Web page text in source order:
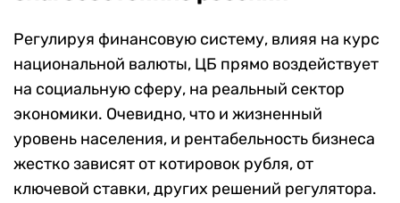
Регулируя финансовую систему, влияя на курс
национальной валюты, ЦБ прямо воздействует
на социальную сферу, на реальный сектор
экономики. Очевидно, что и жизненный
уровень населения, и рентабельность бизнеса
жестко зависят от котировок рубля, от
ключевой ставки, других решений регулятора.